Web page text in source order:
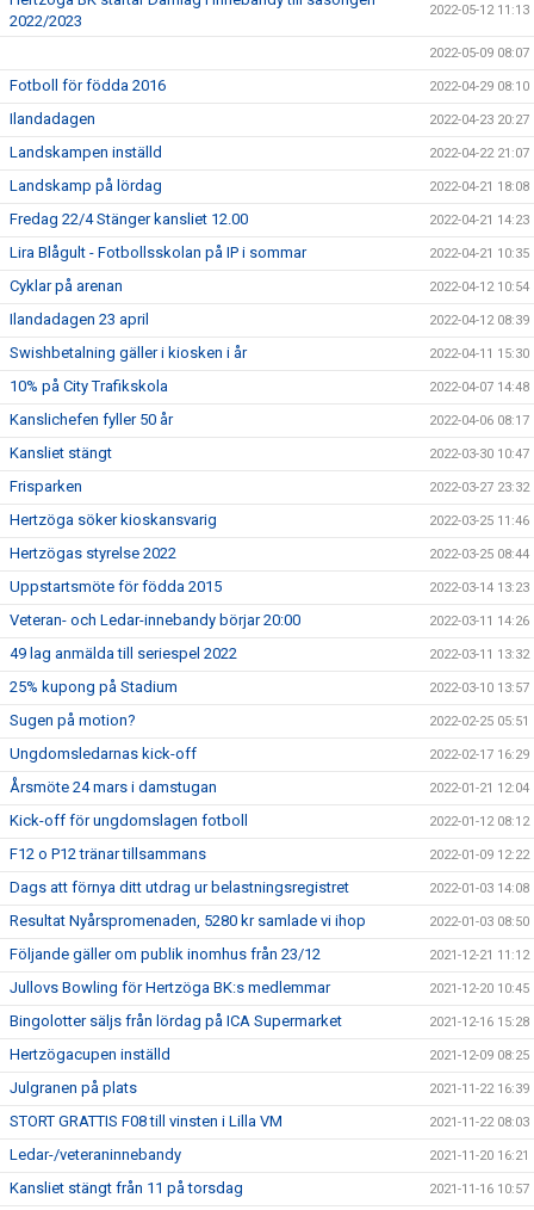
2022/2023
2022-05-12 11:13
2022-05-09 08:07
Fotboll för födda 2016 2022-04-29 08:10
Ilandadagen 2022-04-23 20:27
Landskampen inställd 2022-04-22 21:07
Landskamp på lördag 2022-04-21 18:08
Fredag 22/4 Stänger kansliet 12.00 2022-04-21 14:23
Lira Blågult - Fotbollsskolan på IP i sommar 2022-04-21 10:35
Cyklar på arenan 2022-04-12 10:54
Ilandadagen 23 april 2022-04-12 08:39
Swishbetalning gäller i kiosken i år 2022-04-11 15:30
10% på City Trafikskola 2022-04-07 14:48
Kanslichefen fyller 50 år 2022-04-06 08:17
Kansliet stängt 2022-03-30 10:47
Frisparken 2022-03-27 23:32
Hertzöga söker kioskansvarig 2022-03-25 11:46
Hertzögas styrelse 2022 2022-03-25 08:44
Uppstartsmöte för födda 2015 2022-03-14 13:23
Veteran- och Ledar-innebandy börjar 20:00 2022-03-11 14:26
49 lag anmälda till seriespel 2022 2022-03-11 13:32
25% kupong på Stadium 2022-03-10 13:57
Sugen på motion? 2022-02-25 05:51
Ungdomsledarnas kick-off 2022-02-17 16:29
Årsmöte 24 mars i damstugan 2022-01-21 12:04
Kick-off för ungdomslagen fotboll 2022-01-12 08:12
F12 o P12 tränar tillsammans 2022-01-09 12:22
Dags att förnya ditt utdrag ur belastningsregistret 2022-01-03 14:08
Resultat Nyårspromenaden, 5280 kr samlade vi ihop 2022-01-03 08:50
Följande gäller om publik inomhus från 23/12 2021-12-21 11:12
Jullovs Bowling för Hertzöga BK:s medlemmar 2021-12-20 10:45
Bingolotter säljs från lördag på ICA Supermarket 2021-12-16 15:28
Hertzögacupen inställd 2021-12-09 08:25
Julgranen på plats 2021-11-22 16:39
STORT GRATTIS F08 till vinsten i Lilla VM 2021-11-22 08:03
Ledar-/veteraninnebandy 2021-11-20 16:21
Kansliet stängt från 11 på torsdag 2021-11-16 10:57